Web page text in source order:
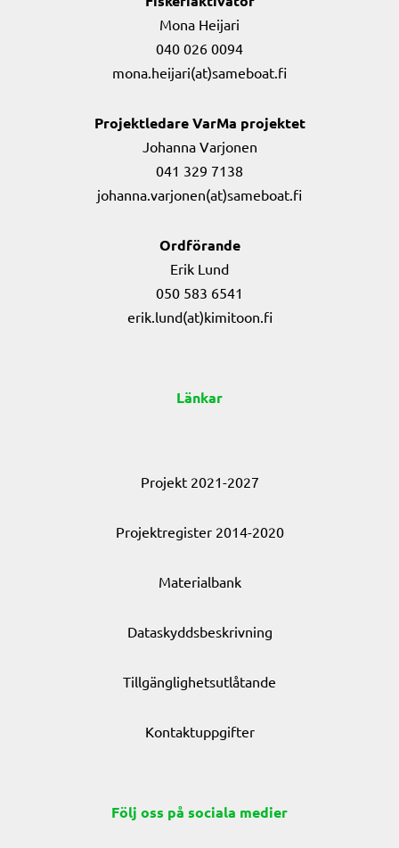
Mona Heijari
040 026 0094
mona.heijari(at)sameboat.fi
Projektledare VarMa projektet
Johanna Varjonen
041 329 7138
johanna.varjonen(at)sameboat.fi
Ordförande
Erik Lund
050 583 6541
erik.lund(at)kimitoon.fi
Länkar
Projekt 2021-2027
Projektregister 2014-2020
Materialbank
Dataskyddsbeskrivning
Tillgänglighetsutlåtande
Kontaktuppgifter
Följ oss på sociala medier